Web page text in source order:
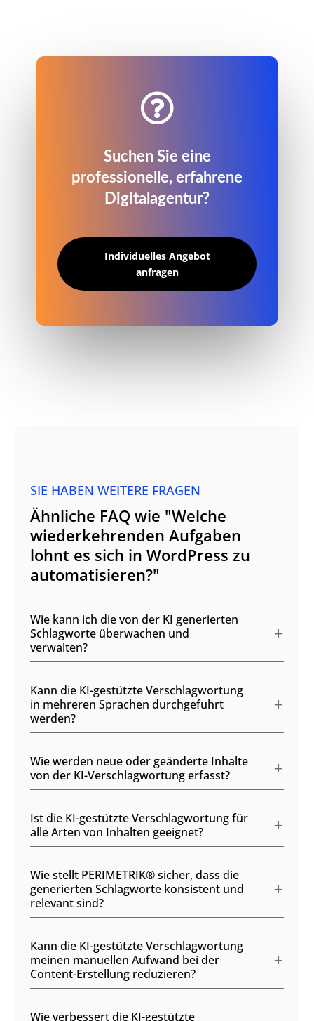

Suchen Sie eine
professionelle, erfahrene
Digitalagentur?
Individuelles Angebot
anfragen
SIE HABEN WEITERE FRAGEN
Ähnliche FAQ wie "Welche
wiederkehrenden Aufgaben
lohnt es sich in WordPress zu
automatisieren?"
Wie kann ich die von der KI generierten
Schlagworte überwachen und
verwalten?
Kann die KI-gestützte Verschlagwortung
in mehreren Sprachen durchgeführt
werden?
Wie werden neue oder geänderte Inhalte
von der KI-Verschlagwortung erfasst?
Ist die KI-gestützte Verschlagwortung für
alle Arten von Inhalten geeignet?
Wie stellt PERIMETRIK® sicher, dass die
generierten Schlagworte konsistent und
relevant sind?
Kann die KI-gestützte Verschlagwortung
meinen manuellen Aufwand bei der
Content-Erstellung reduzieren?
Wie verbessert die KI-gestützte